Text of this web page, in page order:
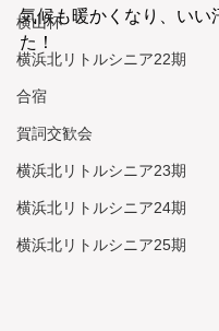
横山杯
横浜北リトルシニア22期
合宿
賀詞交歓会
横浜北リトルシニア23期
横浜北リトルシニア24期
横浜北リトルシニア25期
気候も暖かくなり、いい
た！